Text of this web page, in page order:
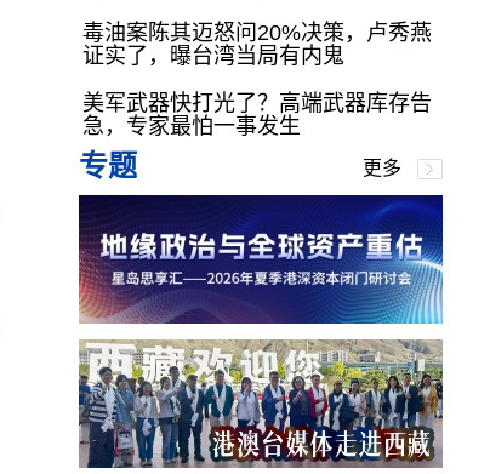
毒油案陈其迈怒问20%决策，卢秀燕
证实了，曝台湾当局有内鬼
美军武器快打光了？高端武器库存告
急，专家最怕一事发生
专题 更多